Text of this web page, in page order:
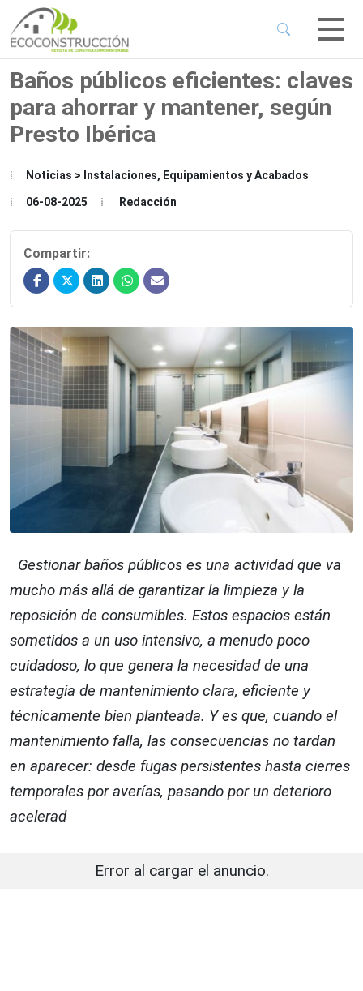
Menu
Menu
Baños públicos eficientes: claves
para ahorrar y mantener, según
Presto Ibérica
Noticias > Instalaciones, Equipamientos y Acabados
06-08-2025 Redacción
Compartir:
Gestionar baños públicos es una actividad que va
mucho más allá de garantizar la limpieza y la
reposición de consumibles. Estos espacios están
sometidos a un uso intensivo, a menudo poco
cuidadoso, lo que genera la necesidad de una
estrategia de mantenimiento clara, eficiente y
técnicamente bien planteada. Y es que, cuando el
mantenimiento falla, las consecuencias no tardan
en aparecer: desde fugas persistentes hasta cierres
temporales por averías, pasando por un deterioro
acelerad
Error al cargar el anuncio.